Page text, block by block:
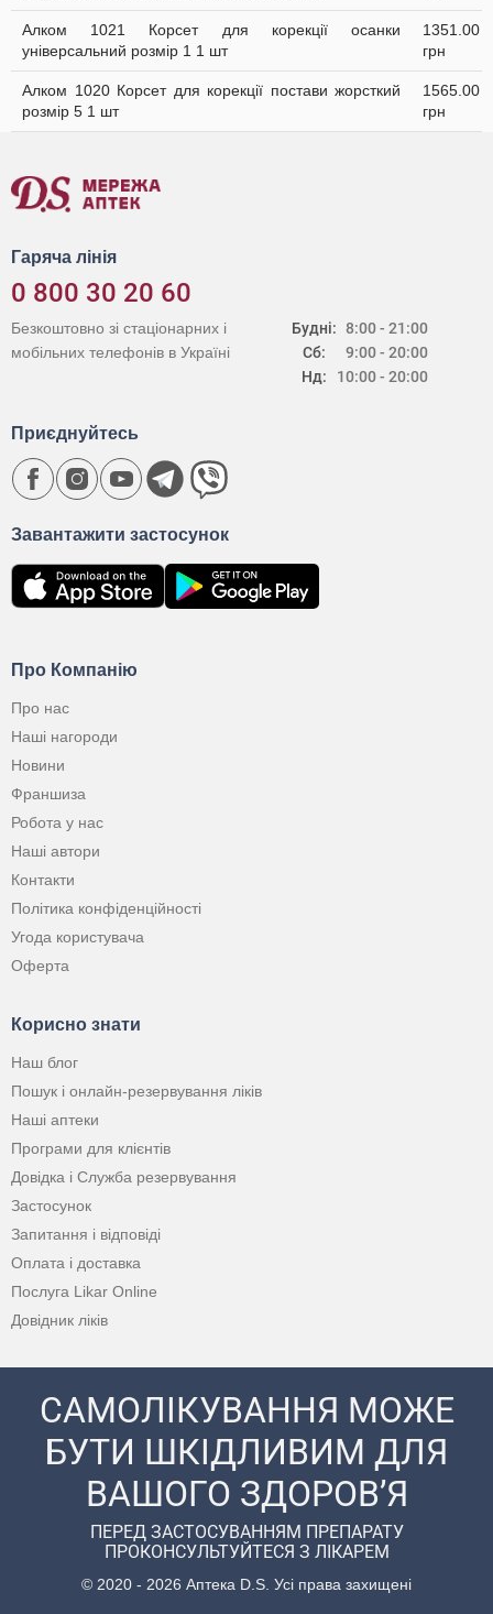
Алком 1021 Корсет для корекції осанки
універсальний розмір 1 1 шт
1351.00
грн
Алком 1020 Корсет для корекції постави жорсткий
розмір 5 1 шт
1565.00
грн
Гаряча лінія
0 800 30 20 60
Будні:
Сб:
Нд:
8:00 - 21:00
9:00 - 20:00
10:00 - 20:00
Безкоштовно зі стаціонарних і
мобільних телефонів в Україні
Про Компанію
Про нас
Наші нагороди
Новини
Франшиза
Робота у нас
Наші автори
Контакти
Політика конфіденційності
Угода користувача
Оферта
Корисно знати
Наш блог
Пошук і онлайн-резервування ліків
Наші аптеки
Програми для клієнтів
Довідка і Служба резервування
Застосунок
Запитання і відповіді
Оплата і доставка
Послуга Likar Online
Довідник ліків
Завантажити застосунок
Приєднуйтесь
САМОЛІКУВАННЯ МОЖЕ
БУТИ ШКІДЛИВИМ ДЛЯ
ВАШОГО ЗДОРОВ’Я
ПЕРЕД ЗАСТОСУВАННЯМ ПРЕПАРАТУ
ПРОКОНСУЛЬТУЙТЕСЯ З ЛІКАРЕМ
© 2020 - 2026 Аптека D.S. Усі права захищені